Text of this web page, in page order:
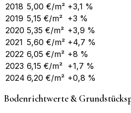
2018 5,00 €/m² +3,1 %
2019 5,15 €/m² +3 %
2020 5,35 €/m² +3,9 %
2021 5,60 €/m² +4,7 %
2022 6,05 €/m² +8 %
2023 6,15 €/m² +1,7 %
2024 6,20 €/m² +0,8 %
Bodenrichtwerte &